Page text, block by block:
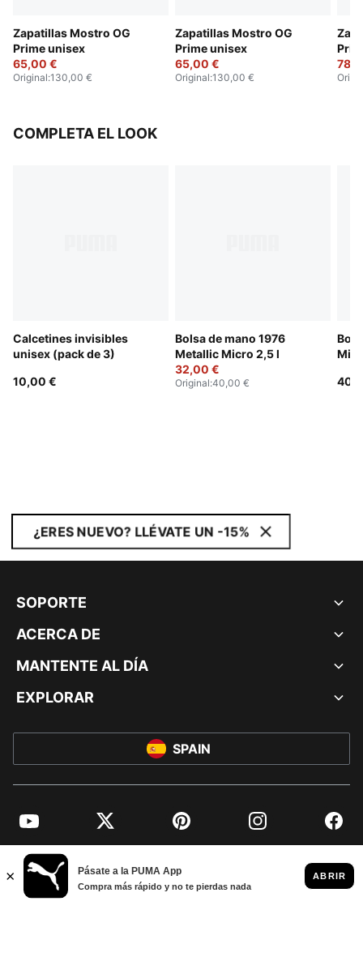
Zapatillas Mostro OG
Prime unisex
65,00 €
Original:130,00 €
Zapatillas Mostro OG
Prime unisex
65,00 €
Original:130,00 €
COMPLETA EL LOOK
Calcetines invisibles
unisex (pack de 3)
10,00 €
Bolsa de mano 1976
Metallic Micro 2,5 l
32,00 €
Original:40,00 €
¿ERES NUEVO? LLÉVATE UN -15%
SOPORTE
ACERCA DE
MANTENTE AL DÍA
EXPLORAR
SPAIN
YouTube Twitter Pinterest Instagram
© PUMA EUROPE GMBH, 2026. TODOS LOS DERECHOS RESERVADOS
AVISO LEGAL Y DATOS LEGALES